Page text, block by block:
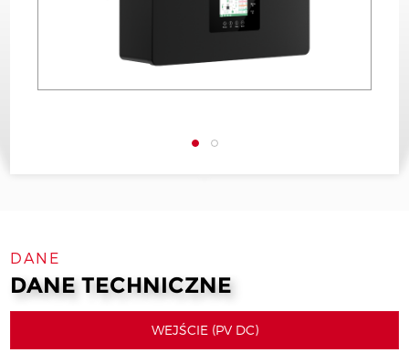
DANE
DANE TECHNICZNE
WEJŚCIE (PV DC)